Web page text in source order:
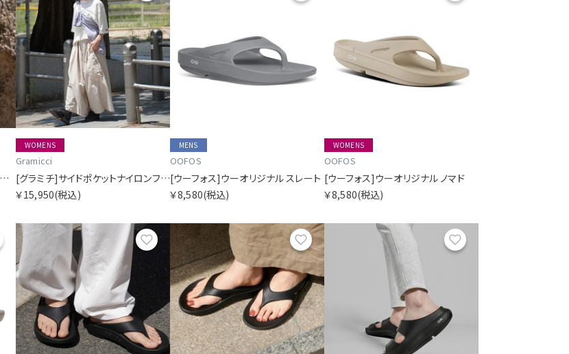
[リッジマウンテンギア]シェードキャップ
WOMENS
Gramicci
[グラミチ]サイドポケットナイロンフレアパンツ SORA別注
￥15,950(税込)
MENS
OOFOS
[ウーフォス]ウーオリジナル スレート
￥8,580(税込)
WOMENS
OOFOS
[ウーフォス]ウーオリジナル ノマド
￥8,580(税込)
お気に入り お気に入り お気に入り